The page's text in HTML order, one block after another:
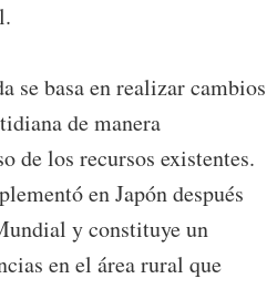
se basa en realizar cambios
de manera
de los recursos existentes.
en Japón después
y constituye un
en el área rural que